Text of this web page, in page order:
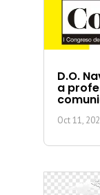
D.O.
a
Oct 11,